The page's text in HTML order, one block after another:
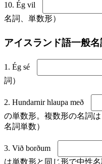
10. Ég vil
名詞、単数形）
アイスランド語一般
1. Ég sé
詞）
2. Hundarnir hlaupa með
の単数形。複数形の名詞
名詞単数）
3. Við borðum
は単数形と同じ形で中性名